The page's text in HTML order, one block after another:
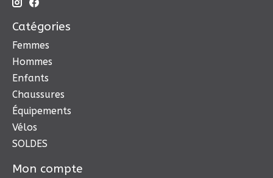
Catégories
Femmes
Hommes
Enfants
Chaussures
Équipements
Vélos
SOLDES
Mon compte